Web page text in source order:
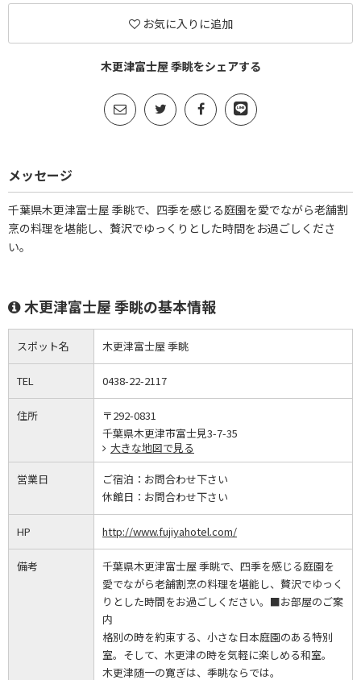
お気に入りに追加
木更津富士屋 季眺をシェアする
メッセージ
千葉県木更津富士屋 季眺で、四季を感じる庭園を愛でながら老舗割
烹の料理を堪能し、贅沢でゆっくりとした時間をお過ごしくださ
い。
木更津富士屋 季眺の基本情報
スポット名 木更津富士屋 季眺
TEL 0438-22-2117
住所
〒292-0831
千葉県木更津市富士見3-7-35
大きな地図で見る
営業日 ご宿泊： お問合わせ下さい
休館日： お問合わせ下さい
HP http://www.fujiyahotel.com/
備考
千葉県木更津富士屋 季眺で、四季を感じる庭園を
愛でながら老舗割烹の料理を堪能し、贅沢でゆっく
りとした時間をお過ごしください。■お部屋のご案
内
格別の時を約束する、小さな日本庭園のある特別
室。そして、木更津の時を気軽に楽しめる和室。
木更津随一の寛ぎは、季眺ならでは。